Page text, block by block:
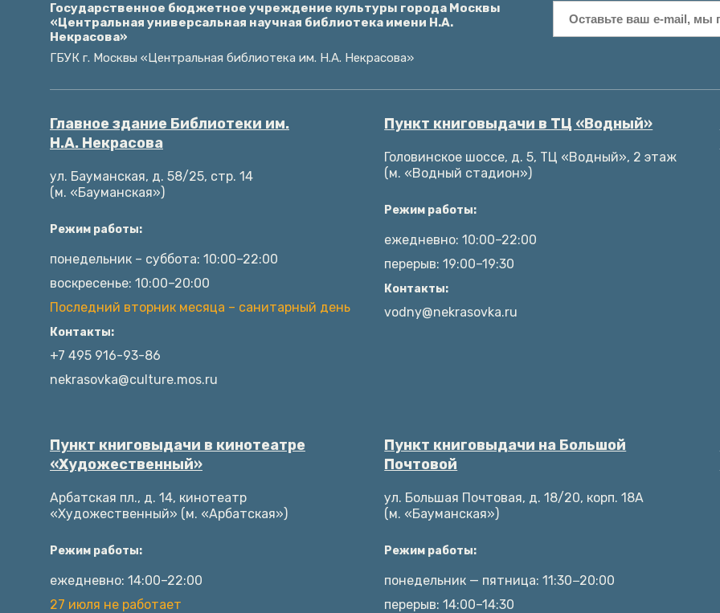
Государственное бюджетное учреждение культуры города Москвы
«Центральная универсальная научная библиотека имени Н.А.
Некрасова»
ГБУК г. Москвы «Центральная библиотека им. Н.А. Некрасова»
Главное здание Библиотеки им.
Н.А. Некрасова
ул. Бауманская, д. 58/25, стр. 14
(м. «Бауманская»)
Режим работы:
понедельник – суббота: 10:00–22:00
воскресенье: 10:00–20:00
Последний вторник месяца – санитарный день
Контакты:
+7 495 916-93-86
nekrasovka@culture.mos.ru
Пункт книговыдачи в ТЦ «Водный»
Головинское шоссе, д. 5, ТЦ «Водный», 2 этаж
(м. «Водный стадион»)
Режим работы:
ежедневно: 10:00–22:00
перерыв: 19:00–19:30
Контакты:
vodny@nekrasovka.ru
Пункт книговыдачи в кинотеатре
«Художественный»
Арбатская пл., д. 14, кинотеатр
«Художественный» (м. «Арбатская»)
Режим работы:
ежедневно: 14:00–22:00
27 июля не работает
Пункт книговыдачи на Большой
Почтовой
ул. Большая Почтовая, д. 18/20, корп. 18А
(м. «Бауманская»)
Режим работы:
понедельник — пятница: 11:30−20:00
перерыв: 14:00–14:30